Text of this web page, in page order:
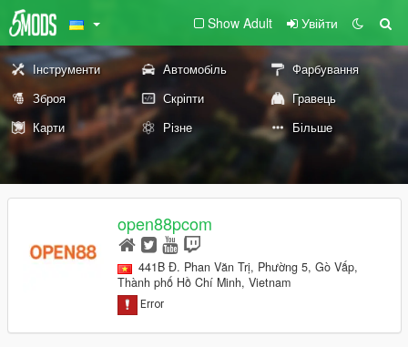
Show Adult Увійти
Інструменти Автомобіль
Фарбування
Зброя
Скріпти
Гравець
Карти
Різне Більше
open88pcom
441B Đ. Phan Văn Trị, Phường 5, Gò Vấp,
Thành phố Hồ Chí Minh, Vietnam